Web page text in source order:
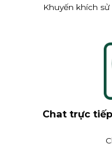
Khuyến khích
Chat trực